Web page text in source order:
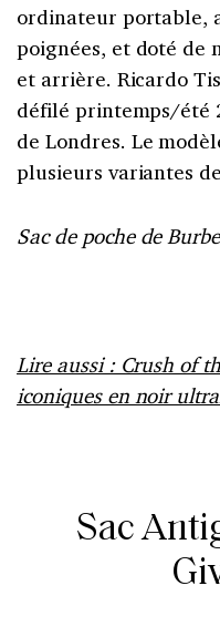
ordinateur portable,
poignées, et doté de
et arrière. Ricardo
défilé printemps/été
de Londres. Le
plusieurs variantes
Sac de poche de
Lire aussi : Crush of
iconiques en noir
Sac